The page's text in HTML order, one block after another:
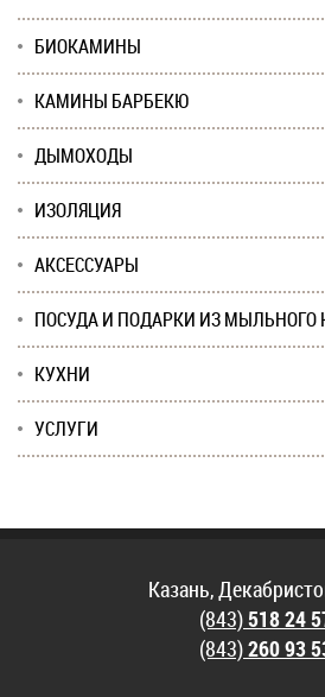
БИОКАМИНЫ
КАМИНЫ БАРБЕКЮ
ДЫМОХОДЫ
ИЗОЛЯЦИЯ
АКСЕССУАРЫ
ПОСУДА И ПОДАРКИ ИЗ МЫЛЬНОГО
КУХНИ
УСЛУГИ
Казань,
(843)518 24
(843)260 93